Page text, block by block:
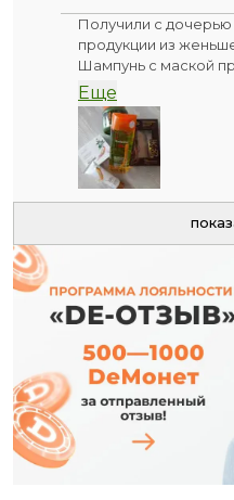
Получили с
продукции из
Шампунь с маской
много раз, и
мягкие,
подходит серия
кожное
сухость кожных
Еще